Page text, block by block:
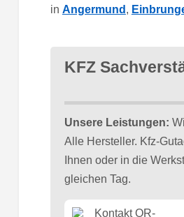
in Angermund ,
KFZ
Unsere Leistungen:
Alle Hersteller. Kfz-
Ihnen oder in die
gleichen Tag.